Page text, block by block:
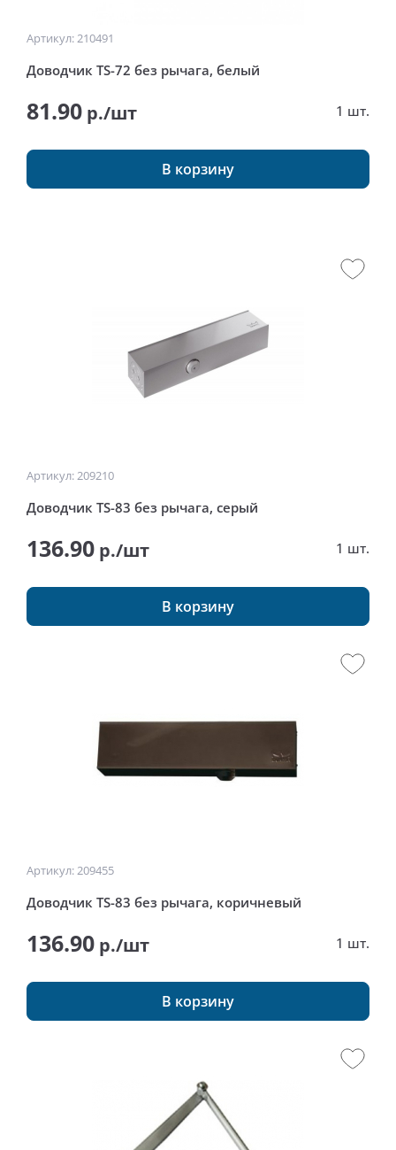
Артикул: 210491
Доводчик TS-72 без рычага, белый
81.90 р./шт 1 шт.
В корзину
Артикул: 209210
Доводчик TS-83 без рычага, серый
136.90 р./шт 1 шт.
В корзину
Артикул: 209455
Доводчик TS-83 без рычага, коричневый
136.90 р./шт 1 шт.
В корзину